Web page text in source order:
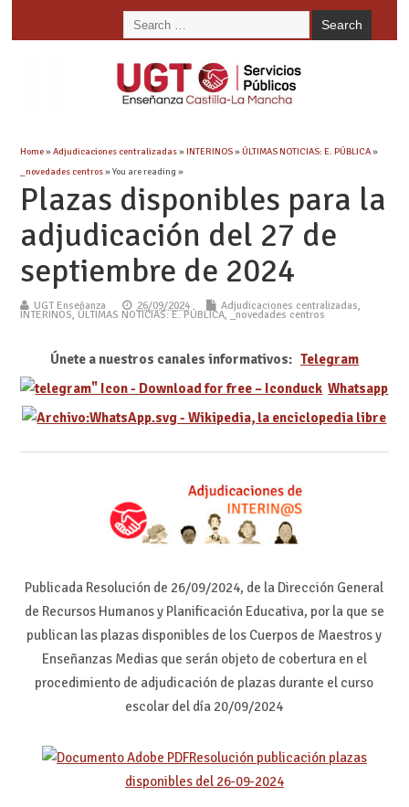
Home»Adjudicaciones centralizadas»INTERINOS»ÚLTIMAS NOTICIAS: E. PÚBLICA»
_novedades centros» You are reading »
Plazas disponibles para la
adjudicación del 27 de
septiembre de 2024
UGT Enseñanza 26/09/2024 Adjudicaciones centralizadas,
INTERINOS, ÚLTIMAS NOTICIAS: E. PÚBLICA, _novedades centros
Únete a nuestros canales informativos: Telegram
Whatsapp
Publicada Resolución de 26/09/2024, de la Dirección General
de Recursos Humanos y Planificación Educativa, por la que se
publican las plazas disponibles de los Cuerpos de Maestros y
Enseñanzas Medias que serán objeto de cobertura en el
procedimiento de adjudicación de plazas durante el curso
escolar del día 20/09/2024
Resolución publicación plazas
disponibles del 26-09-2024